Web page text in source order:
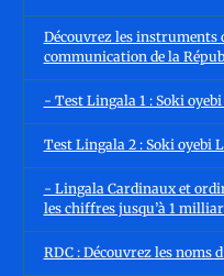
Découvrez les instruments
communication de la
- Test Lingala 1 : Soki
Test Lingala 2 : Soki oyebi
- Lingala Cardinaux et
les chiffres jusqu’à 1
RDC : Découvrez les noms